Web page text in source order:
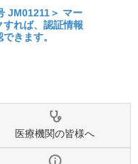
医療機関の皆様へ